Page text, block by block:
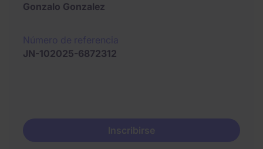
Gonzalo Gonzalez
JN-102025-6872312
Inscribirse